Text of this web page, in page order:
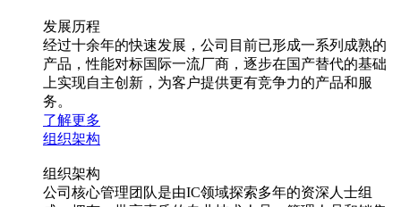
发展历程
经过十余年的快速发展，公司目前已形成一系列成熟的
产品，性能对标国际一流厂商，逐步在国产替代的基础
上实现自主创新，为客户提供更有竞争力的产品和服
务。
了解更多
组织架构
组织架构
公司核心管理团队是由IC领域探索多年的资深人士组